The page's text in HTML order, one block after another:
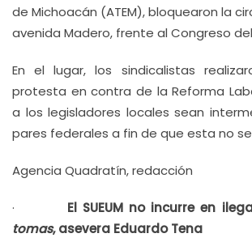
de Michoacán (ATEM), bloquearon la
avenida Madero, frente al Congreso
En el lugar, los sindicalistas
protesta en contra de la Reforma
a los legisladores locales sean
pares federales a fin de que esta no
Agencia Quadratín, redacción
· El SUEUM no incurre en
tomas, asevera Eduardo Tena